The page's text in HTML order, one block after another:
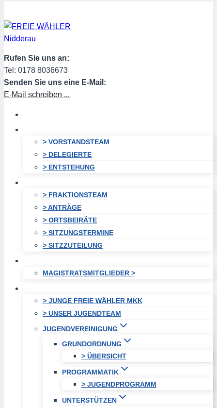
Inhalt
springen
Rufen Sie uns an:
Tel: 0178 8036673
Senden Sie uns eine E-Mail:
E-Mail schreiben ...
> VORSTANDSTEAM
> DELEGIERTE
> ENTSTEHUNG
> FRAKTIONSTEAM
> ANTRÄGE
> ORTSBEIRÄTE
> SITZUNGSTERMINE
> SITZZUTEILUNG
MAGISTRATSMITGLIEDER >
> JUNGE FREIE WÄHLER MKK
> UNSER JUGENDTEAM
JUGENDVEREINIGUNG
GRUNDORDNUNG
> ÜBERSICHT
PROGRAMMATIK
> JUGENDPROGRAMM
UNTERSTÜTZEN